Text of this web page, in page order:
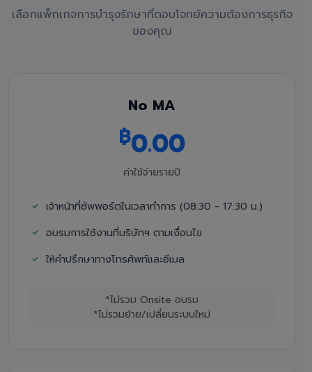
เลือกแพ็กเกจการบำรุงรักษาที่ตอบโจทย์ความต้องการธุรกิจ
ของคุณ
No MA
฿0.00
ค่าใช้จ่ายรายปี
เจ้าหน้าที่ซัพพอร์ตในเวลาทำการ (08:30 - 17:30 น.)
อบรมการใช้งานที่บริษัทฯ ตามเงื่อนไข
ให้คำปรึกษาทางโทรศัพท์และอีเมล
*ไม่รวม Onsite อบรม
*ไม่รวมย้าย/เปลี่ยนระบบใหม่